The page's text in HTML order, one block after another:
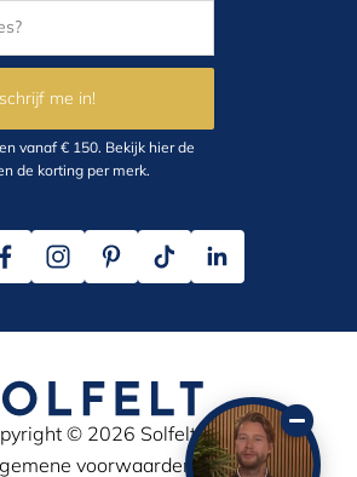
me in!
vanaf € 150. Bekijk hierde
de korting per merk.
© 2026 Solfelt
voorwaarden